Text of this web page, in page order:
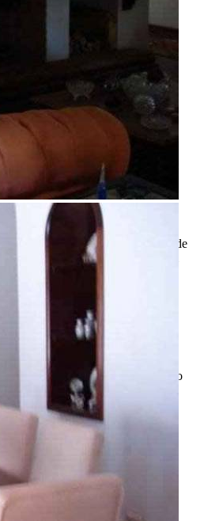
com 4 suítes, 6 banheiros, sala de
lareira e varanda. Ainda conta com
com ar condicionado e
concreto, Blindex e Madeira de
ENTRE EM CONTATO
com o
CA00548
2026 20:40